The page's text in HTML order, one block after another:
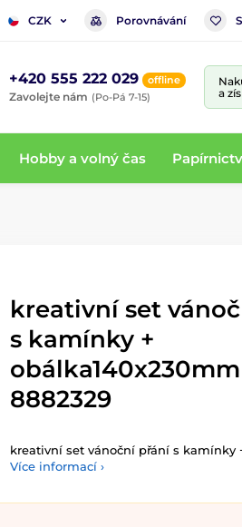
CZK Porovnávání
+420 555 222 029 offline
Zavolejte nám (Po-Pá 7-15)
a
Hobby a volný čas
kreativní set
s kamínky +
obálka140x230mm
8882329
kreativní set vánoční přání s kamínky
Více informací ›